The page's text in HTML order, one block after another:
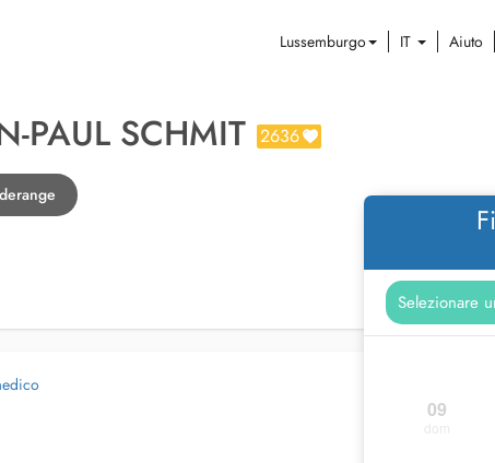
Lussemburgo IT Aiuto
PAUL SCHMIT 2636
09